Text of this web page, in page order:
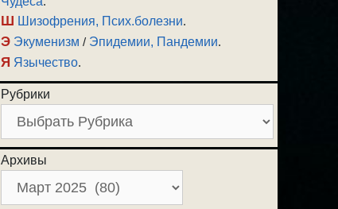
Ш Шизофрения, Псих.болезни.
Э Экуменизм / Эпидемии, Пандемии.
Я Язычество.
Рубрики
Архивы